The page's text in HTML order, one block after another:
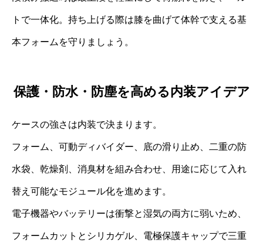
トで一体化。持ち上げる際は膝を曲げて体幹で支える基
本フォームを守りましょう。
保護・防水・防塵を高める内装アイデア
ケースの強さは内装で決まります。
フォーム、可動ディバイダー、底の滑り止め、二重の防
水袋、乾燥剤、消臭材を組み合わせ、用途に応じて入れ
替え可能なモジュール化を進めます。
電子機器やバッテリーは衝撃と湿気の両方に弱いため、
フォームカットとシリカゲル、電極保護キャップで三重